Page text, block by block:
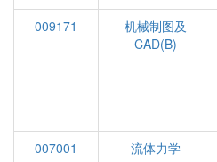
009171
机械制图及
CAD(B)
007001
流体力学